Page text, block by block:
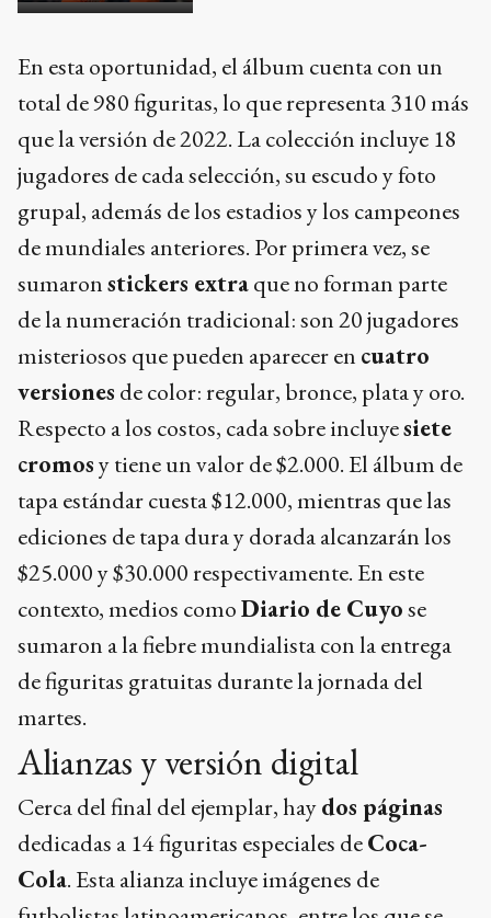
En esta oportunidad, el álbum cuenta con un
total de 980 figuritas, lo que representa 310 más
que la versión de 2022. La colección incluye 18
jugadores de cada selección, su escudo y foto
grupal, además de los estadios y los campeones
de mundiales anteriores. Por primera vez, se
sumaronstickers extraque no forman parte
de la numeración tradicional: son 20 jugadores
misteriosos que pueden aparecer en cuatro
versiones de color: regular, bronce, plata y oro.
Respecto a los costos, cada sobre incluyesiete
cromosy tiene un valor de $2.000. El álbum de
tapa estándar cuesta $12.000, mientras que las
ediciones de tapa dura y dorada alcanzarán los
$25.000 y $30.000 respectivamente. En este
contexto, medios comoDiario de Cuyose
sumaron a la fiebre mundialista con la entrega
de figuritas gratuitas durante la jornada del
martes.
Alianzas y versión digital
Cerca del final del ejemplar, haydos páginas
dedicadas a 14 figuritas especiales deCoca-
Cola. Esta alianza incluye imágenes de